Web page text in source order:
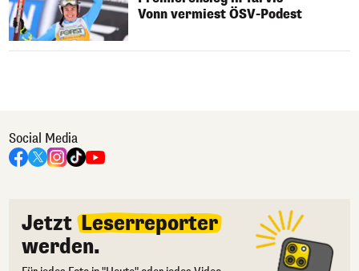
Vonn vermiest ÖSV-Podest
Social Media
Jetzt Leserreporter
werden.